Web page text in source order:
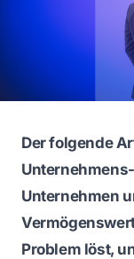
Der folgende
Unternehmen
Problem löst,